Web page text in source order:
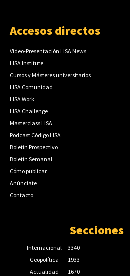
Accesos directos
Vídeo-Presentación LISA News
LISA Institute
Cursos y Másteres universitarios
LISA Comunidad
LISA Work
LISA Challenge
Masterclass LISA
Podcast Código LISA
Boletín Prospectivo
Boletín Semanal
Cómo publicar
Anúnciate
Contacto
Secciones
Internacional
3340
Geopolítica
1933
Actualidad
1670